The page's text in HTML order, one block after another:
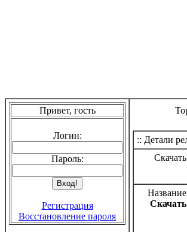
Привет, гость
Логин:
Пароль:
Регистрация
Восстановление пароля
:: Детали
Скачать
Название
Скачать